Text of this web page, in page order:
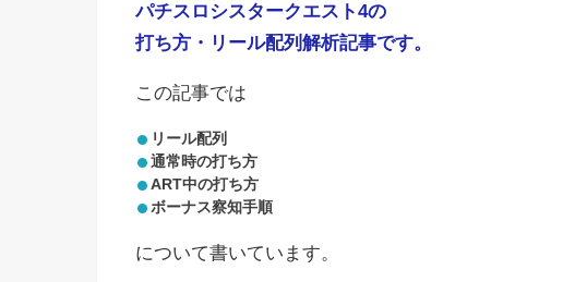
パチスロシスタークエスト4の
打ち方・リール配列解析記事です。
この記事では
リール配列
通常時の打ち方
ART中の打ち方
ボーナス察知手順
について書いています。